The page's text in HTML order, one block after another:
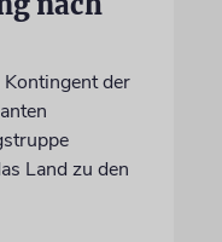
der
Land zu den